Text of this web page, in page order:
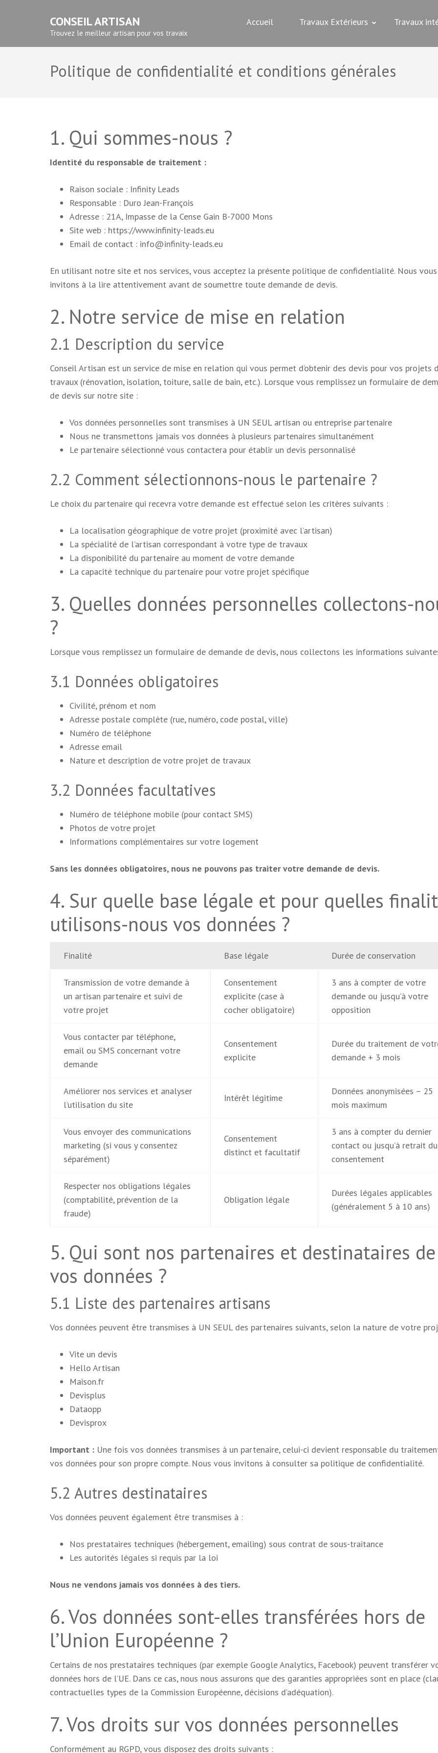
(Pressez
CONSEIL ARTISAN
Trouvez le meilleur artisan pour vos travaix
Accueil Travaux Extérieurs Travaux
Politique de confidentialité et conditions générales
1. Qui sommes-nous ?
Identité du responsable de traitement :
Raison sociale : Infinity Leads
Responsable : Duro Jean-François
Adresse : 21A, Impasse de la Cense Gain B-7000 Mons
Site web : https://www.infinity-leads.eu
Email de contact : info@infinity-leads.eu
En utilisant notre site et nos services, vous acceptez la présente politique de confidentialité. Nous vous
invitons à la lire attentivement avant de soumettre toute demande de devis.
2. Notre service de mise en relation
2.1 Description du service
Conseil Artisan est un service de mise en relation qui vous permet d’obtenir des devis pour vos projets
travaux (rénovation, isolation, toiture, salle de bain, etc.). Lorsque vous remplissez un formulaire de
de devis sur notre site :
Vos données personnelles sont transmises à UN SEUL artisan ou entreprise partenaire
Nous ne transmettons jamais vos données à plusieurs partenaires simultanément
Le partenaire sélectionné vous contactera pour établir un devis personnalisé
2.2 Comment sélectionnons-nous le partenaire ?
Le choix du partenaire qui recevra votre demande est effectué selon les critères suivants :
La localisation géographique de votre projet (proximité avec l’artisan)
La spécialité de l’artisan correspondant à votre type de travaux
La disponibilité du partenaire au moment de votre demande
La capacité technique du partenaire pour votre projet spécifique
3. Quelles données personnelles collectons-
?
Lorsque vous remplissez un formulaire de demande de devis, nous collectons les informations
3.1 Données obligatoires
Civilité, prénom et nom
Adresse postale complète (rue, numéro, code postal, ville)
Numéro de téléphone
Adresse email
Nature et description de votre projet de travaux
3.2 Données facultatives
Numéro de téléphone mobile (pour contact SMS)
Photos de votre projet
Informations complémentaires sur votre logement
Sans les données obligatoires, nous ne pouvons pas traiter votre demande de devis.
4. Sur quelle base légale et pour quelles
utilisons-nous vos données ?
Finalité Base légale Durée de conservation
Transmission de votre demande à
un artisan partenaire et suivi de
votre projet
Consentement
explicite (case à
cocher obligatoire)
3 ans à compter de votre
demande ou jusqu’à votre
opposition
Vous contacter par téléphone,
email ou SMS concernant votre
demande
Consentement
explicite
Durée du traitement de
demande + 3 mois
Améliorer nos services et analyser
l’utilisation du site
Intérêt légitime
Données anonymisées – 25
mois maximum
Vous envoyer des communications
marketing (si vous y consentez
séparément)
Consentement
distinct et facultatif
3 ans à compter du dernier
contact ou jusqu’à retrait du
consentement
Respecter nos obligations légales
(comptabilité, prévention de la
fraude)
Obligation légale
Durées légales applicables
(généralement 5 à 10 ans)
5. Qui sont nos partenaires et destinataires de
vos données ?
5.1 Liste des partenaires artisans
Vos données peuvent être transmises à UN SEUL des partenaires suivants, selon la nature de votre
Vite un devis
Hello Artisan
Maison.fr
Devisplus
Dataopp
Devisprox
Important : Une fois vos données transmises à un partenaire, celui-ci devient responsable du
vos données pour son propre compte. Nous vous invitons à consulter sa politique de confidentialité.
5.2 Autres destinataires
Vos données peuvent également être transmises à :
Nos prestataires techniques (hébergement, emailing) sous contrat de sous-traitance
Les autorités légales si requis par la loi
Nous ne vendons jamais vos données à des tiers.
6. Vos données sont-elles transférées hors de
l’Union Européenne ?
Certains de nos prestataires techniques (par exemple Google Analytics, Facebook) peuvent transférer
données hors de l’UE. Dans ce cas, nous nous assurons que des garanties appropriées sont en place
contractuelles types de la Commission Européenne, décisions d’adéquation).
7. Vos droits sur vos données personnelles
Conformément au RGPD, vous disposez des droits suivants :